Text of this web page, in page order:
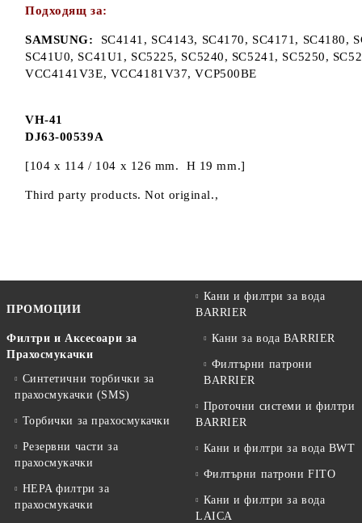
Подходящ за:
SAMSUNG: SC4141, SC4143, SC4170, SC4171, SC4180,
SC41U0, SC41U1, SC5225, SC5240, SC5241, SC5250,
VCC4141V3E, VCC4181V37, VCP500BE
VH-41
DJ63-00539A
[104 x 114 / 104 x 126 mm. H 19 mm.]
Third party products. Not original.,
ПРОМОЦИИ
Филтри и Аксесоари за
Прахосмукачки
Синтетични торбички за
прахосмукачки (SMS)
Торбички за прахосмукачки
Резервни части за
прахосмукачки
HEPA филтри за
прахосмукачки
Кани и филтри за вода
BARRIER
Кани за вода BARRIER
Филтърни патрони
BARRIER
Проточни системи и филтри
BARRIER
Кани и филтри за вода BWT
Филтърни патрони FITO
Кани и филтри за вода
LAICA